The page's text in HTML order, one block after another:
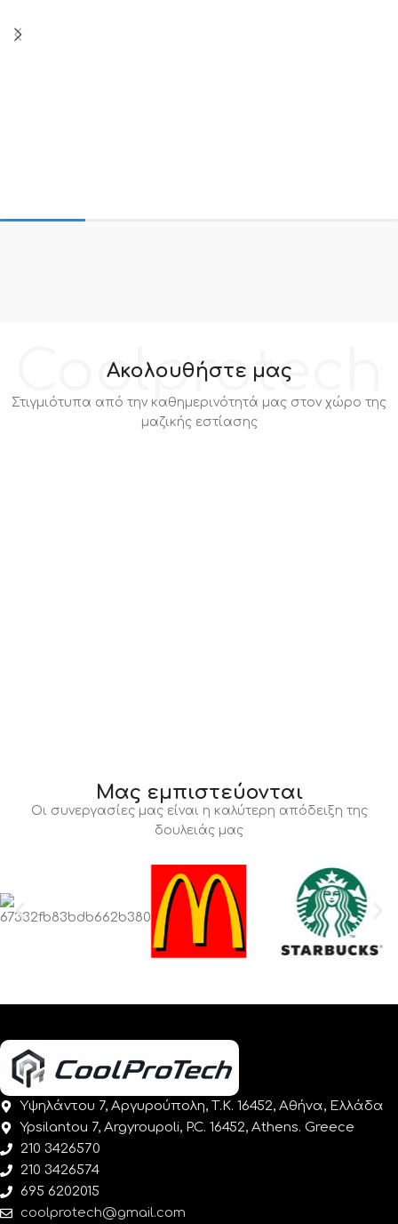
Coolprotech
Ακολουθήστε μας
Στιγμιότυπα από την καθημερινότητά μας στον χώρο της
μαζικής εστίασης
Μας εμπιστεύονται
Οι συνεργασίες μας είναι η καλύτερη απόδειξη της
δουλειάς μας
Υψηλάντου 7, Αργυρούπολη, Τ.Κ. 16452, Αθήνα, Ελλάδα
Ypsilantou 7, Argyroupoli, P.C. 16452, Athens. Greece
210 3426570
210 3426574
695 6202015
coolprotech@gmail.com